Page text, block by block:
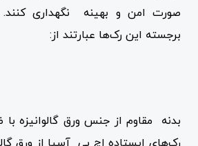
صورت امن و بهینه نگهداری کنند.
برجسته این رک‌ها عبارتند از: